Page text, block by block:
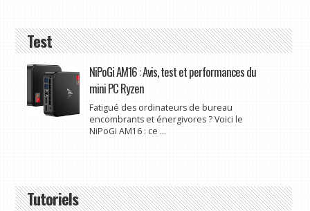
Test
NiPoGi AM16 : Avis, test et performances du
mini PC Ryzen
Fatigué des ordinateurs de bureau
encombrants et énergivores ? Voici le
NiPoGi AM16 : ce ...
Tutoriels